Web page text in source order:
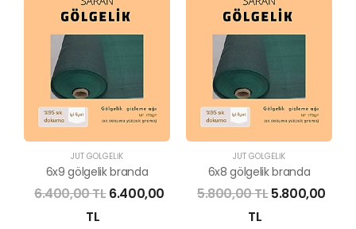
JÜT GÖLGELİK
6x9 gölgelik branda
6.400,00 TL6.400,00
TL
JÜT GÖLGELİK
6x8 gölgelik branda
5.800,00 TL5.800,00
TL